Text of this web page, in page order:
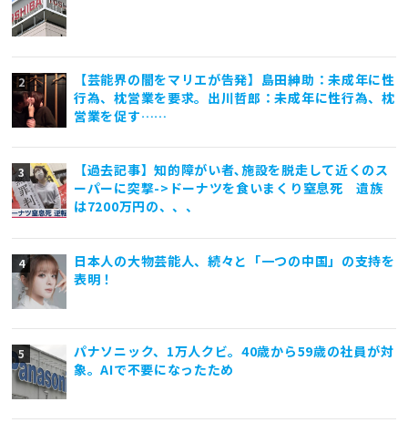
【芸能界の闇をマリエが告発】島田紳助：未成年に性
行為、枕営業を要求。出川哲郎：未成年に性行為、枕
営業を促す……
【過去記事】知的障がい者､施設を脱走して近くのス
ーパーに突撃->ドーナツを食いまくり窒息死 遺族
は7200万円の、、、
日本人の大物芸能人、続々と「一つの中国」の支持を
表明！
パナソニック、1万人クビ。40歳から59歳の社員が対
象。AIで不要になったため